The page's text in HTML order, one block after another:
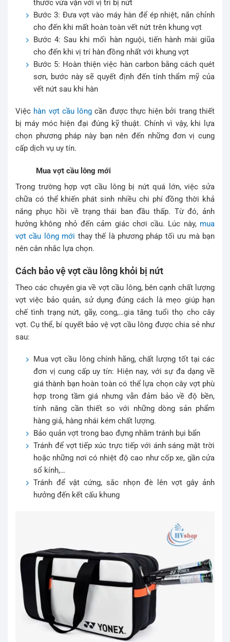
thước vừa vặn với vị trí bị nứt
Bước 3: Đưa vợt vào máy hàn để ép nhiệt, nắn chỉnh
cho đến khi mất hoàn toàn vết nứt trên khung vợt
Bước 4: Sau khi mối hàn nguội, tiến hành mài giũa
cho đến khi vị trí hàn đồng nhất với khung vợt
Bước 5: Hoàn thiện việc hàn carbon bằng cách quét
sơn, bước này sẽ quyết định đến tính thẩm mỹ của
vết nứt sau khi hàn
Việc hàn vợt cầu lông cần được thực hiện bởi trang thiết
bị máy móc hiện đại đúng kỹ thuật. Chính vì vậy, khi lựa
chọn phương pháp này bạn nên đến những đơn vị cung
cấp dịch vụ uy tín.
Mua vợt cầu lông mới
Trong trường hợp vợt cầu lông bị nứt quá lớn, việc sửa
chữa có thể khiến phát sinh nhiều chi phí đồng thời khả
năng phục hồi về trạng thái ban đầu thấp. Từ đó, ảnh
hưởng không nhỏ đến cảm giác chơi cầu. Lúc này, mua
vợt cầu lông mới thay thế là phương pháp tối ưu mà bạn
nên cân nhắc lựa chọn.
Cách bảo vệ vợt cầu lông khỏi bị nứt
Theo các chuyên gia về vợt cầu lông, bên cạnh chất lượng
vợt việc bảo quản, sử dụng đúng cách là mẹo giúp hạn
chế tình trạng nứt, gãy, cong,…gia tăng tuổi thọ cho cây
vợt. Cụ thể, bí quyết bảo vệ vợt cầu lông được chia sẻ như
sau:
Mua vợt cầu lông chính hãng, chất lượng tốt tại các
đơn vị cung cấp uy tín: Hiện nay, với sự đa dạng về
giá thành bạn hoàn toàn có thể lựa chọn cây vợt phù
hợp trong tầm giá nhưng vẫn đảm bảo về độ bền,
tính năng cần thiết so với những dòng sản phẩm
hàng giả, hàng nhái kém chất lượng.
Bảo quản vợt trong bao đựng nhằm tránh bụi bẩn
Tránh để vợt tiếp xúc trực tiếp với ánh sáng mặt trời
hoặc những nơi có nhiệt độ cao như cốp xe, gần cửa
sổ kính,…
Tránh để vật cứng, sắc nhọn đè lên vợt gây ảnh
hưởng đến kết cấu khung